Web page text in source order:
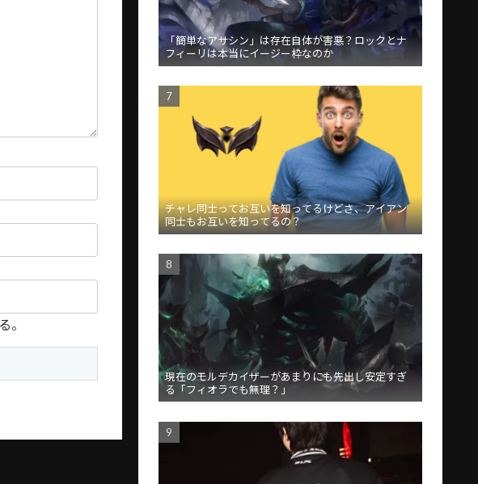
。
「簡単なアサシン」は存在自体が害悪？ロックとナ
フィーリは本当にイージー枠なのか
チャレ同士ってお互いを知ってるけどさ、アイアン
同士もお互いを知ってるの？
現在のモルデカイザーがあまりにも先出し安定すぎ
る「フィオラでも無理？」